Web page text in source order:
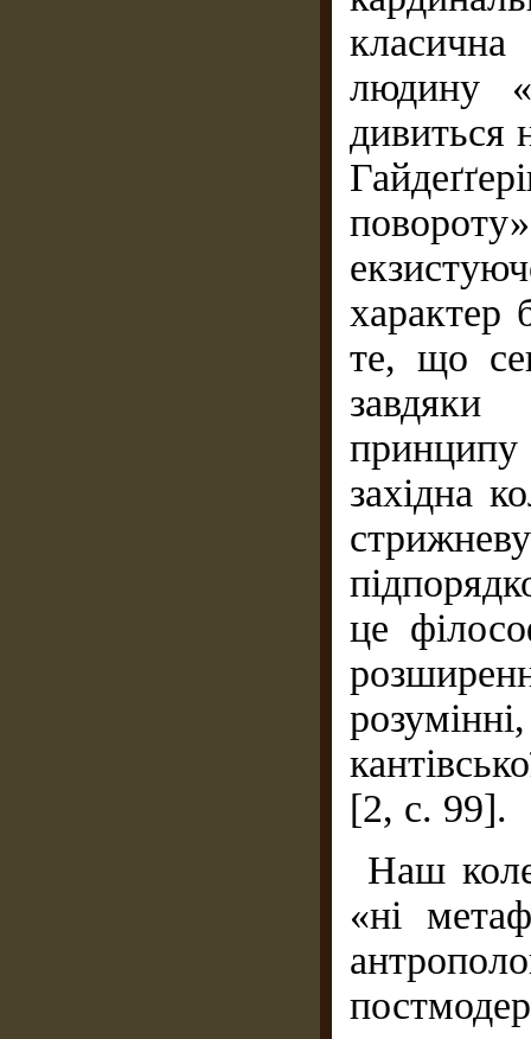
людину
дивиться
характер
те, що
завдяки
західна
це
[2, с. 99].
Наш
«ні